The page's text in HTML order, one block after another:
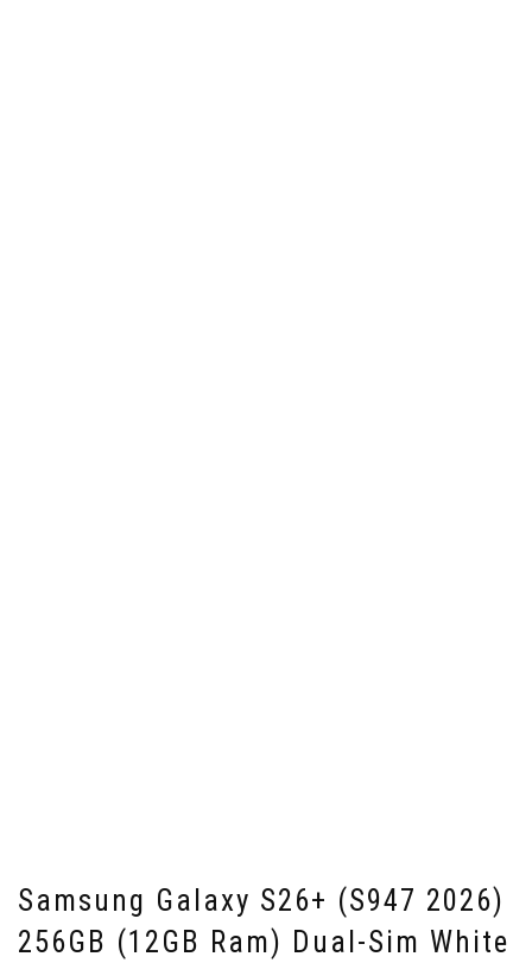
Samsung Galaxy S26+ (S947 2026)
256GB (12GB Ram) Dual-Sim White